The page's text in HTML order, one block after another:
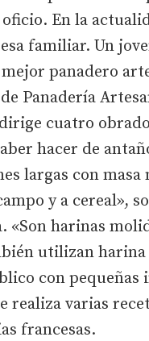
En la
familiar. Un
panadero
Panadería
cuatro
hacer de
largas con masa
y a cereal»,
«Son harinas
utilizan
con pequeñas
realiza varias
francesas.